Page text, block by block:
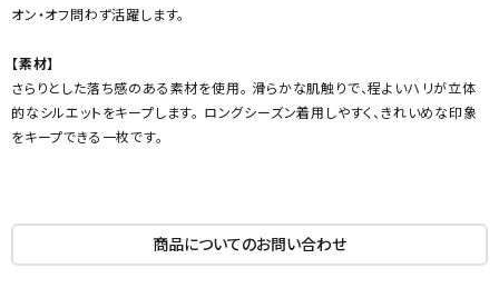
オン・オフ問わず活躍します。
【素材】
さらりとした落ち感のある素材を使用。 滑らかな肌触りで、程よいハリが立体
的なシルエットをキープします。 ロングシーズン着用しやすく、きれいめな印象
をキープできる一枚です。
商品についてのお問い合わせ